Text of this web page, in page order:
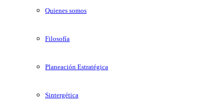
Quienes somos
Filosofía
Planeación Estratégica
Sintergética